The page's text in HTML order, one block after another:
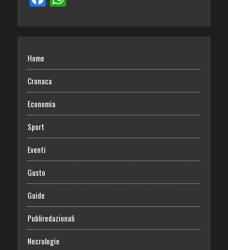
Home
Cronaca
Economia
Sport
Eventi
Gusto
Guide
Publiredazionali
Necrologie